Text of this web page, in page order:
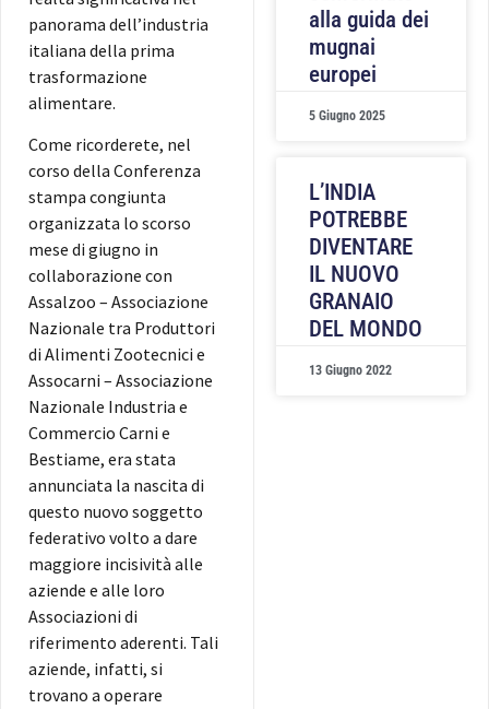
panorama dell’industria
italiana della prima
trasformazione
alimentare.
Come ricorderete, nel
corso della Conferenza
stampa congiunta
organizzata lo scorso
mese di giugno in
collaborazione con
Assalzoo – Associazione
Nazionale tra Produttori
di Alimenti Zootecnici e
Assocarni – Associazione
Nazionale Industria e
Commercio Carni e
Bestiame, era stata
annunciata la nascita di
questo nuovo soggetto
federativo volto a dare
maggiore incisività alle
aziende e alle loro
Associazioni di
riferimento aderenti. Tali
aziende, infatti, si
trovano a operare
alla guida dei
mugnai
europei
5 Giugno 2025
L’INDIA
POTREBBE
DIVENTARE
IL NUOVO
GRANAIO
DEL MONDO
13 Giugno 2022